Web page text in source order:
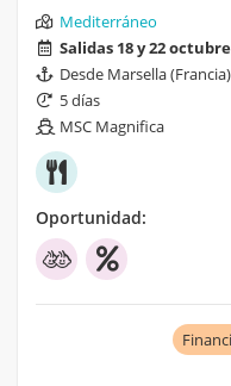
Mediterráneo
Salidas 18 y 22
Desde Marsella (Francia)
5 días
MSC Magnifica
Oportunidad: